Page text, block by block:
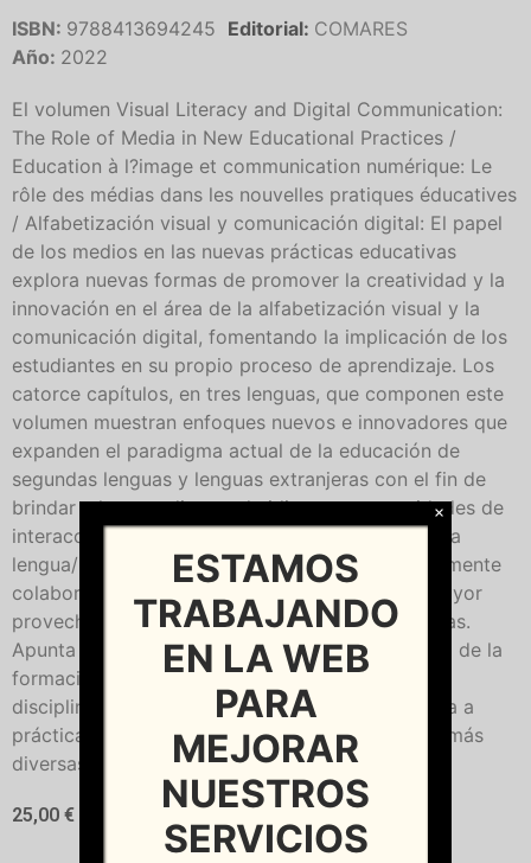
ISBN: 9788413694245 Editorial: COMARES
Año: 2022
El volumen Visual Literacy and Digital Communication:
The Role of Media in New Educational Practices /
Education à l?image et communication numérique: Le
rôle des médias dans les nouvelles pratiques éducatives
/ Alfabetización visual y comunicación digital: El papel
de los medios en las nuevas prácticas educativas
explora nuevas formas de promover la creatividad y la
innovación en el área de la alfabetización visual y la
comunicación digital, fomentando la implicación de los
estudiantes en su propio proceso de aprendizaje. Los
catorce capítulos, en tres lenguas, que componen este
volumen muestran enfoques nuevos e innovadores que
expanden el paradigma actual de la educación de
segundas lenguas y lenguas extranjeras con el fin de
brindar a los estudiantes de idiomas oportunidades de
interacción auténtica y significativa en la segunda
lengua/lengua extranjera, para interactuar socialmente
colaborando con otros estudiantes y sacar el mayor
provecho posible al uso de las nuevas tecnologías.
Apunta este volumen, por tanto, a la importancia de la
formación docente y la contribución crucial de
disciplinas como las artes, la música o la filosofía a
prácticas textuales, culturales y plurilingüísticas más
diversas.
25,00 €
ESTAMOS
TRABAJANDO
EN LA WEB
PARA
MEJORAR
NUESTROS
SERVICIOS
×